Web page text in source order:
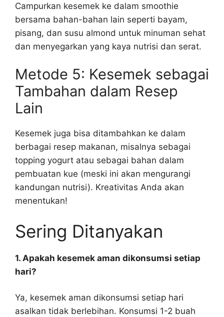
Campurkan kesemek ke dalam smoothie
bersama bahan-bahan lain seperti bayam,
pisang, dan susu almond untuk minuman sehat
dan menyegarkan yang kaya nutrisi dan serat.
Metode 5: Kesemek sebagai
Tambahan dalam Resep
Lain
Kesemek juga bisa ditambahkan ke dalam
berbagai resep makanan, misalnya sebagai
topping yogurt atau sebagai bahan dalam
pembuatan kue (meski ini akan mengurangi
kandungan nutrisi). Kreativitas Anda akan
menentukan!
Sering Ditanyakan
1. Apakah kesemek aman dikonsumsi setiap
hari?
Ya, kesemek aman dikonsumsi setiap hari
asalkan tidak berlebihan. Konsumsi 1-2 buah